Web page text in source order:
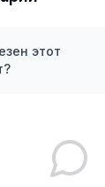
этот